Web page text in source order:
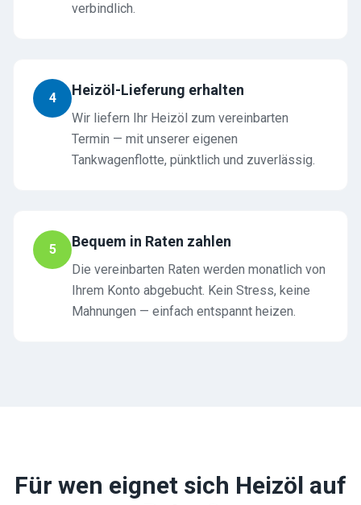
verbindlich.
4 Heizöl-Lieferung erhalten
Wir liefern Ihr Heizöl zum vereinbarten
Termin — mit unserer eigenen
Tankwagenflotte, pünktlich und zuverlässig.
5 Bequem in Raten zahlen
Die vereinbarten Raten werden monatlich von
Ihrem Konto abgebucht. Kein Stress, keine
Mahnungen — einfach entspannt heizen.
Für wen eignet sich Heizöl auf